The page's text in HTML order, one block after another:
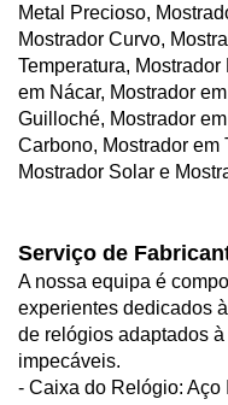
Metal Precioso,
Mostrador Curvo,
Temperatura,
em Nácar, Mostrador
Guilloché, Mostrador
Carbono, Mostrador em
Mostrador Solar e
Serviço de
A nossa equipa é
experientes dedicados
de relógios adaptados
impecáveis.
- Caixa do Relógio: Aço